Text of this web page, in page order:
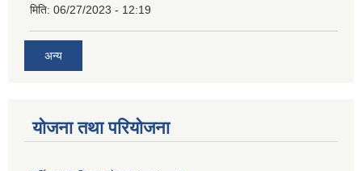
मिति: 06/27/2023 - 12:19
अन्य
योजना तथा परियोजना